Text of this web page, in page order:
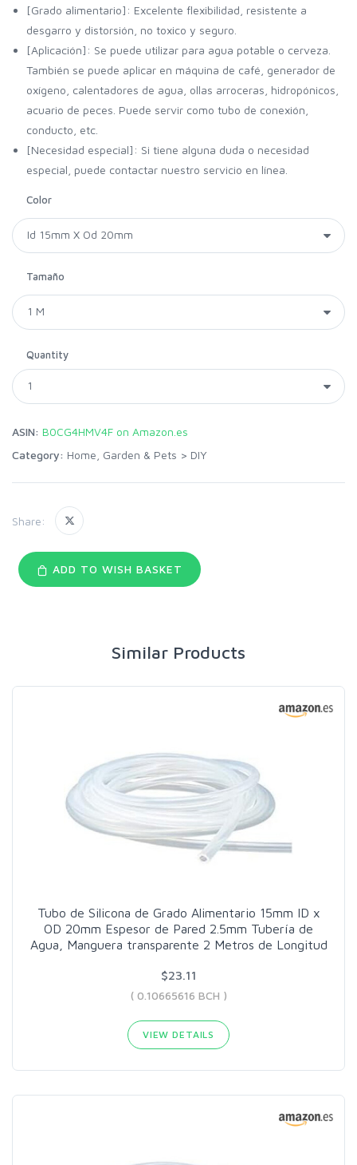
[Grado alimentario]: Excelente flexibilidad, resistente a
desgarro y distorsión, no toxico y seguro.
[Aplicación]: Se puede utilizar para agua potable o cerveza.
También se puede aplicar en máquina de café, generador de
oxígeno, calentadores de agua, ollas arroceras, hidropónicos,
acuario de peces. Puede servir como tubo de conexión,
conducto, etc.
[Necesidad especial]: Si tiene alguna duda o necesidad
especial, puede contactar nuestro servicio en línea.
Color
Tamaño
Quantity
ASIN: B0CG4HMV4F on Amazon.es
Category: Home, Garden & Pets > DIY
Share:
ADD TO WISH BASKET
Similar Products
Tubo de Silicona de Grado Alimentario 15mm ID x
OD 20mm Espesor de Pared 2.5mm Tubería de
Agua, Manguera transparente 2 Metros de Longitud
$23.11
( 0.10665616 BCH )
VIEW DETAILS